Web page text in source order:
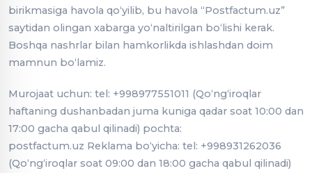
birikmasiga havola qoʻyilib, bu havola “Postfactum.uz”
saytidan olingan xabarga yoʻnaltirilgan boʻlishi kerak.
Boshqa nashrlar bilan hamkorlikda ishlashdan doim
mamnun boʻlamiz.
Murojaat uchun: tel: +998977551011 (Qoʻngʻiroqlar
haftaning dushanbadan juma kuniga qadar soat 10:00 dan
17:00 gacha qabul qilinadi) pochta:
postfactum.uz Reklama boʻyicha: tel: +998931262036
(Qoʻngʻiroqlar soat 09:00 dan 18:00 gacha qabul qilinadi)